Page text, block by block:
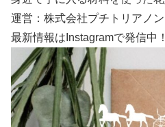
運営：株式会社プチトリアノン
最新情報はInstagramで発信中！